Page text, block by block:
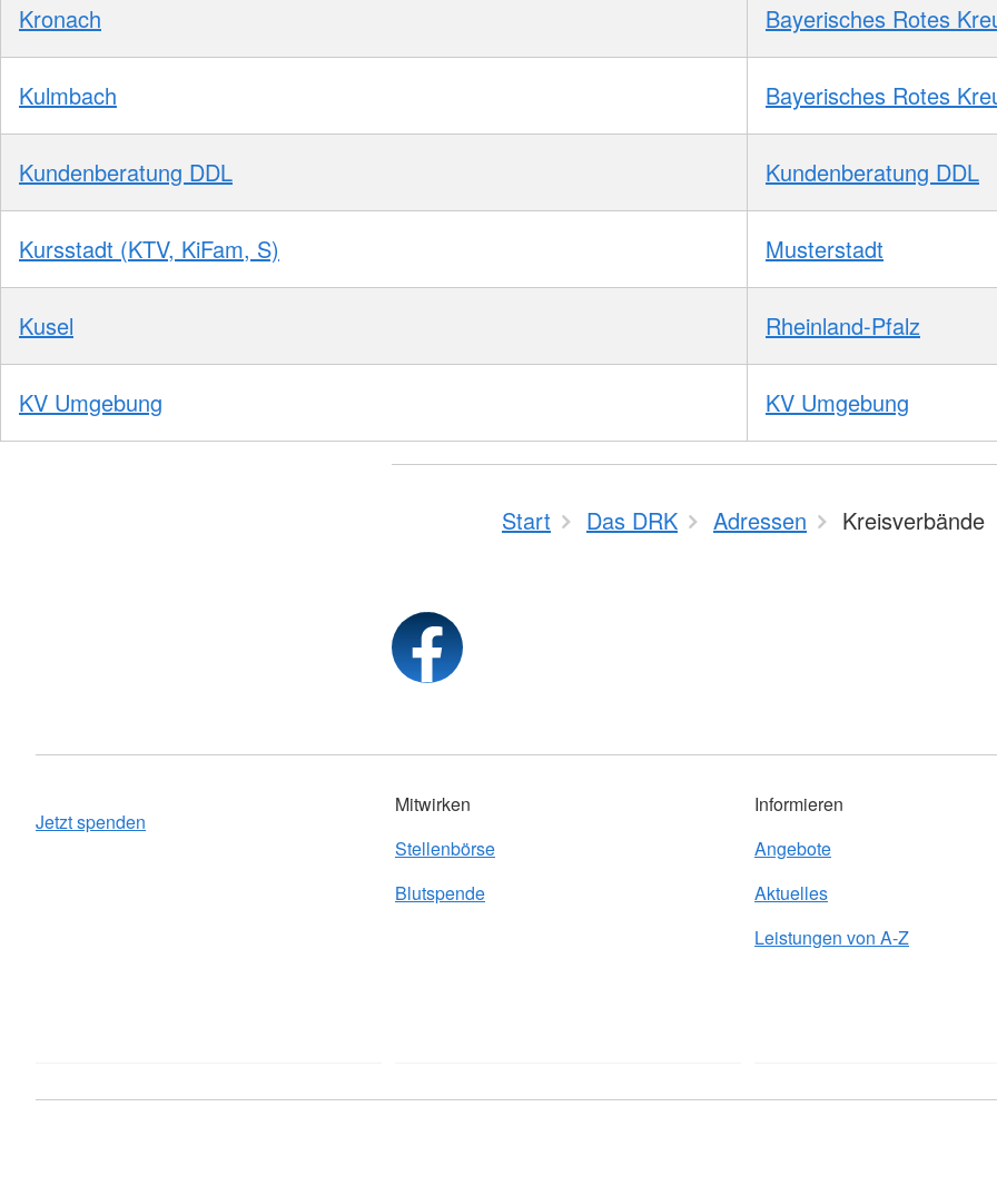
Kronach Bayerisches Rotes
Kulmbach Bayerisches Rotes
Kundenberatung DDL Kundenberatung DDL
Kursstadt (KTV, KiFam, S) Musterstadt
Kusel Rheinland-Pfalz
KV Umgebung KV Umgebung
Start Das DRK Adressen Kreisverbände
Jetzt spenden
Mitwirken
Stellenbörse
Blutspende
Informieren
Angebote
Aktuelles
Leistungen von A-Z